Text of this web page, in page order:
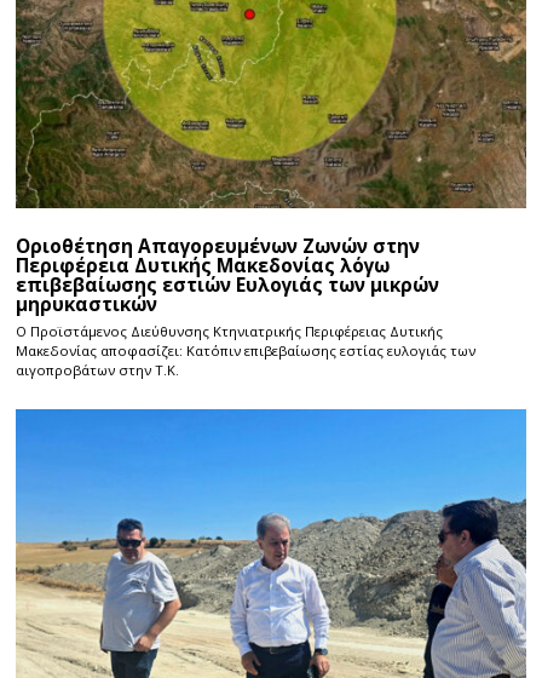
Οριοθέτηση Απαγορευμένων Ζωνών στην
Περιφέρεια Δυτικής Μακεδονίας λόγω
επιβεβαίωσης εστιών Ευλογιάς των μικρών
μηρυκαστικών
Ο Προϊστάμενος Διεύθυνσης Κτηνιατρικής Περιφέρειας Δυτικής
Μακεδονίας αποφασίζει: Κατόπιν επιβεβαίωσης εστίας ευλογιάς των
αιγοπροβάτων στην Τ.Κ.